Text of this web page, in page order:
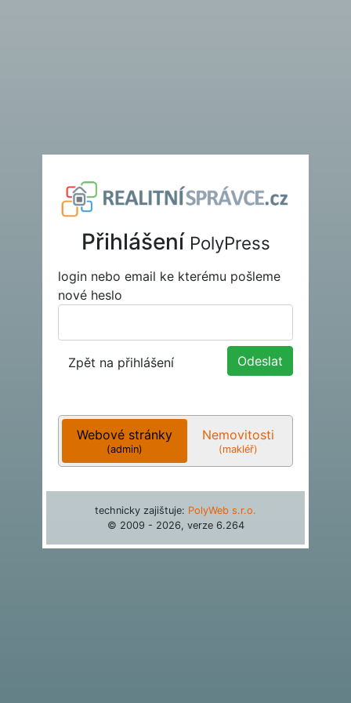
Přihlášení PolyPress
login nebo email ke kterému pošleme
nové heslo
Zpět na přihlášení
Webové stránky
(admin)
Nemovitosti
(makléř)
technicky zajištuje: PolyWeb s.r.o.
© 2009 - 2026, verze 6.264